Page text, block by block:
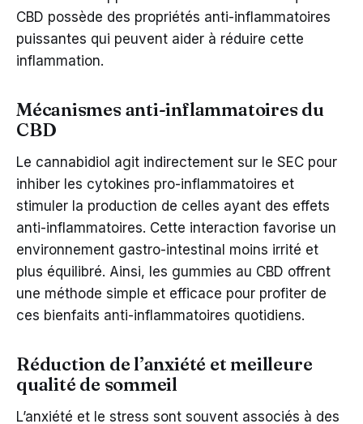
CBD possède des propriétés anti-inflammatoires
puissantes qui peuvent aider à réduire cette
inflammation.
Mécanismes anti-inflammatoires du
CBD
Le cannabidiol agit indirectement sur le SEC pour
inhiber les cytokines pro-inflammatoires et
stimuler la production de celles ayant des effets
anti-inflammatoires. Cette interaction favorise un
environnement gastro-intestinal moins irrité et
plus équilibré. Ainsi, les gummies au CBD offrent
une méthode simple et efficace pour profiter de
ces bienfaits anti-inflammatoires quotidiens.
Réduction de l’anxiété et meilleure
qualité de sommeil
L’anxiété et le stress sont souvent associés à des